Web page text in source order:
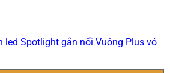
led Spotlight gắn nổi Vuông Plus vỏ